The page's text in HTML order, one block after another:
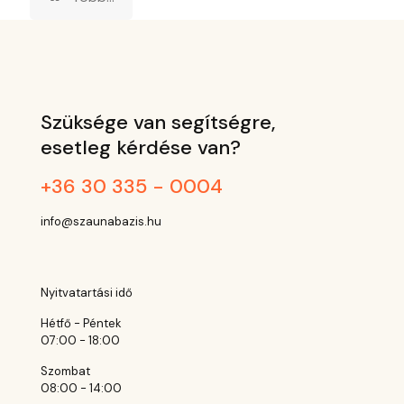
Szüksége van segítségre,
esetleg kérdése van?
+36 30 335 - 0004
info@szaunabazis.hu
Nyitvatartási idő
Hétfő - Péntek
07:00 - 18:00
Szombat
08:00 - 14:00